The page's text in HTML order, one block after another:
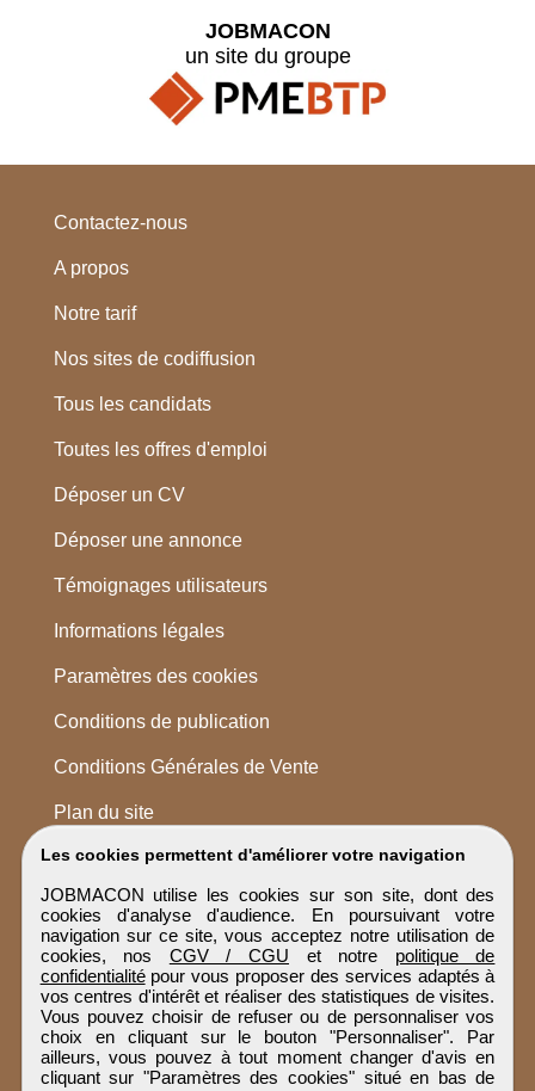
Les cookies permettent d'améliorer votre navigation
JOBMACON utilise les cookies sur son site, dont des
cookies d'analyse d'audience. En poursuivant votre
navigation sur ce site, vous acceptez notre utilisation de
cookies, nos CGV / CGU et notre politique de
confidentialitépour vous proposer des services adaptés à
vos centres d'intérêt et réaliser des statistiques de visites.
Vous pouvez choisir de refuser ou de personnaliser vos
choix en cliquant sur le bouton "Personnaliser". Par
ailleurs, vous pouvez à tout moment changer d'avis en
cliquant sur "Paramètres des cookies" situé en bas de
JOBMACON
un site du groupe
Contactez-nous
A propos
Notre tarif
Nos sites de codiffusion
Tous les candidats
Toutes les offres d'emploi
Déposer un CV
Déposer une annonce
Témoignages utilisateurs
Informations légales
Paramètres des cookies
Conditions de publication
Conditions Générales de Vente
Plan du site